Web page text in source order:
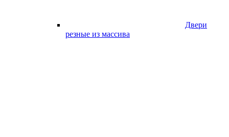
Двери
резные из массива